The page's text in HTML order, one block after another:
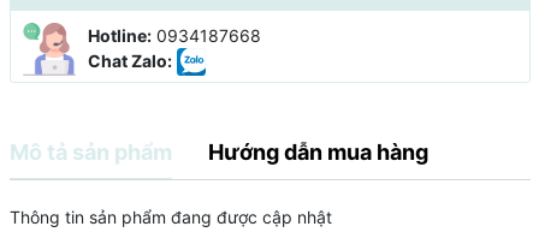
Hotline: 0934187668
Chat Zalo:
Mô tả sản phẩm Hướng dẫn mua hàng
Thông tin sản phẩm đang được cập nhật